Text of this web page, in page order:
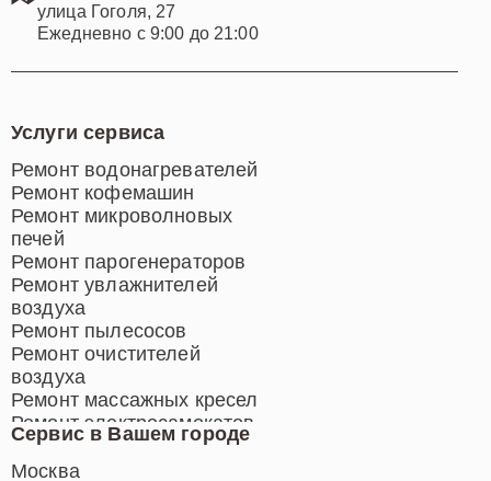
улица Гоголя, 27
Ежедневно с 9:00 до 21:00
Сервис в Вашем городе
Москва
Услуги сервиса
Ремонт водонагревателей
Ремонт кофемашин
Ремонт микроволновых
печей
Ремонт парогенераторов
Ремонт увлажнителей
воздуха
Ремонт пылесосов
Ремонт очистителей
воздуха
Ремонт массажных кресел
Ремонт электросамокатов
Ремонт индукционных плит
Ремонт роботов-пылесосов